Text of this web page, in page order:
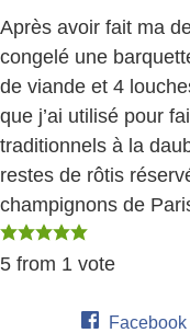
Après avoir fait ma
congelé une
de viande et 4
que j’ai utilisé pour
traditionnels à la
restes de rôtis
champignons de
5 from 1 vote
Facebook